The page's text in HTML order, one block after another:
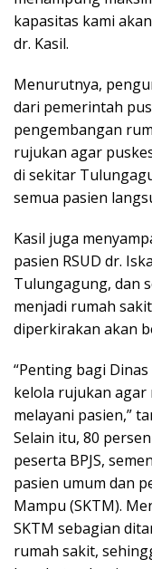
kapasitas kami
dr. Kasil.
Menurutnya,
dari pemerintah
pengembangan
rujukan agar
di sekitar
semua pasien
Kasil juga
pasien RSUD dr.
Tulungagung, dan
menjadi rumah
diperkirakan akan
“Penting bagi
kelola rujukan
melayani pasien,”
Selain itu, 80
peserta BPJS,
pasien umum dan
Mampu (SKTM).
SKTM sebagian
rumah sakit,